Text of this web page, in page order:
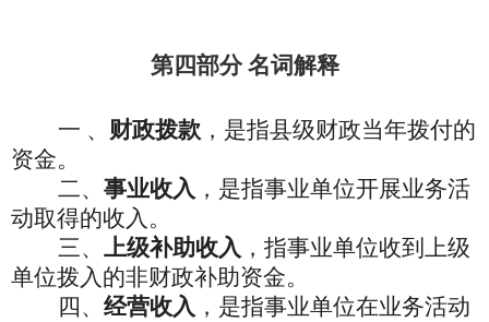
第四部分 名词解释
一 、 财政拨款，是指县级财政当年拨付的
资金。
二、 事业收入 ，是指事业单位开展业务活
动取得的收入。
三、 上级补助收入 ，指事业单位收到上级
单位拨入的非财政补助资金。
四、 经营收入 ，是指事业单位在业务活动